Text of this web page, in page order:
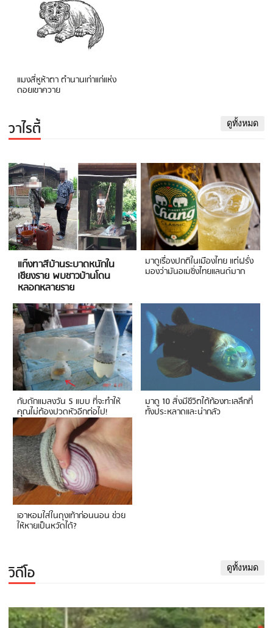
แมงสี่หูห้าตา ตำนานเก่าแก่แห่ง
ดอยเขาควาย
วาไรตี้ ดูทั้งหมด
แก๊งทาสีบ้านระบาดหนักใน
เชียงราย พบชาวบ้านโดน
หลอกหลายราย
มาดูเรื่องปกติในเมืองไทย แต่ฝรั่ง
มองว่ามันอเมซิ่งไทยแลนด์มาก
กับดักแมลงวัน 5 แบบ ที่จะทำให้
คุณไม่ต้องปวดหัวอีกต่อไป!
มาดู 10 สิ่งมีชีวิตใต้ท้องทะเลลึกที่
ทั้งประหลาดและน่ากลัว
เอาหอมใส่ในถุงเท้าก่อนนอน ช่วย
ให้หายเป็นหวัดได้?
วิดีโอ ดูทั้งหมด